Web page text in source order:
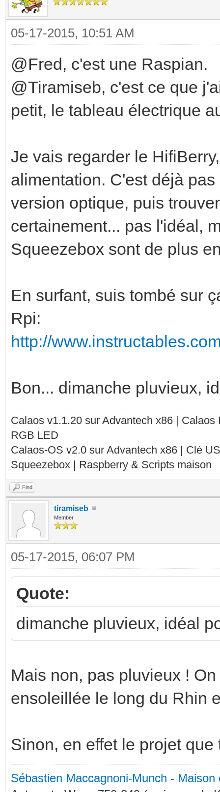
05-17-2015, 10:51 AM
@Fred, c'est une Raspian.
@Tiramiseb, c'est ce que
petit, le tableau électrique
Je vais regarder le
alimentation. C'est déjà
version optique, puis
certainement... pas l'idéal,
Squeezebox sont de plus
En surfant, suis tombé sur
Rpi:
http://
Bon... dimanche pluvieux,
Calaos v1.1.20 sur Advantech x86 |
RGB LED
Calaos-OS v2.0 sur Advantech x86 | Clé
Squeezebox | Raspberry & Scripts maison
Find
tiramiseb
Member
05-17-2015, 06:07 PM
Quote:
dimanche pluvieux, idéal
Mais non, pas pluvieux !
ensoleillée le long du Rhin
Sinon, en effet le projet
Sébastien Maccagnoni-Munch - Maison